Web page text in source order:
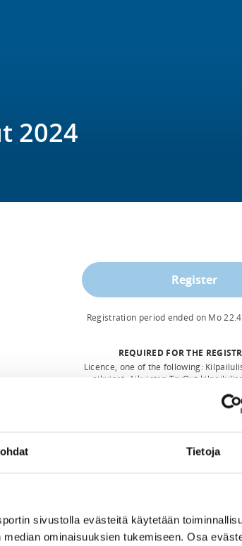
Tietoja
sivustolla evästeitä käytetään
ominaisuuksien tukemiseen. Osa
2024
Register
Registration period ended on Mo
REQUIRED FOR THE
Licence, one of the following:
aikuiset, Aikuisten TryOut-
Aikuisten TryOut-kilpailulisenssi